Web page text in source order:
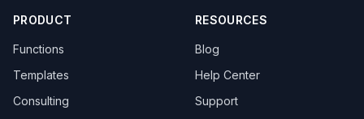
PRODUCT
Functions
Templates
Consulting
RESOURCES
Blog
Help Center
Support